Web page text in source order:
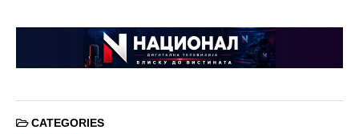
CATEGORIES